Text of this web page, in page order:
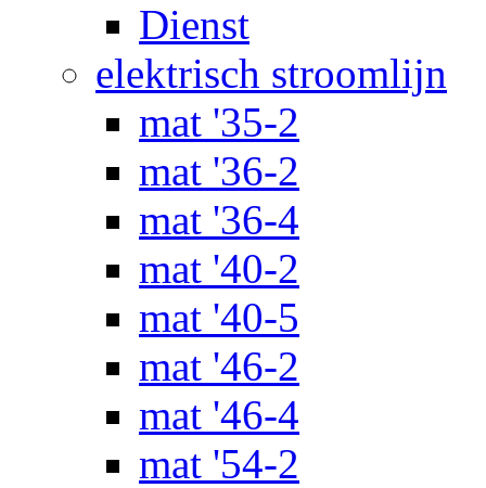
Dienst
elektrisch stroomlijn
mat '35-2
mat '36-2
mat '36-4
mat '40-2
mat '40-5
mat '46-2
mat '46-4
mat '54-2